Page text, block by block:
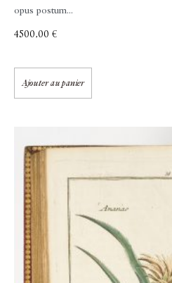
opus postum...
4500,00 €
Ajouter au panier